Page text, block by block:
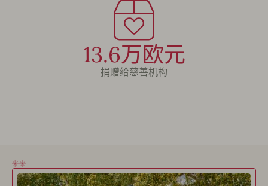
13.6万欧元
捐赠给慈善机构